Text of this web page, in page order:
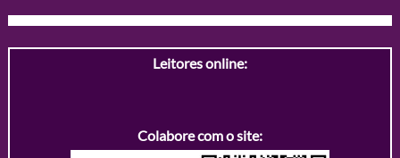
Leitores online:
Colabore com o site: